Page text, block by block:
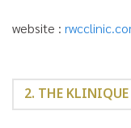
website :
2. THE KLINIQUE